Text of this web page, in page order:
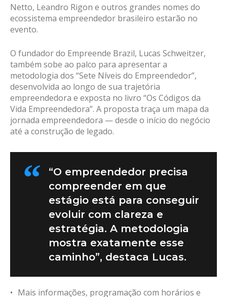
Netto, Leandro Rigon e outros grandes nomes do
ecossistema empreendedor brasileiro estarão no
evento.
O fundador do Empreende Brazil, Lucas Schweitzer,
também sobe ao palco para apresentar a
metodologia dos “Sete Níveis do Empreendedor”,
desenvolvida ao longo de sua trajetória
empreendedora e exposta no livro “Os Códigos da
Vida Empreendedora”. A proposta traça um mapa da
jornada empreendedora — desde o início do negócio
até a construção de legado.
“O empreendedor precisa
compreender em que
estágio está para conseguir
evoluir com clareza e
estratégia. A metodologia
mostra exatamente esse
caminho”, destaca Lucas.
Mais informações, programação com horários e